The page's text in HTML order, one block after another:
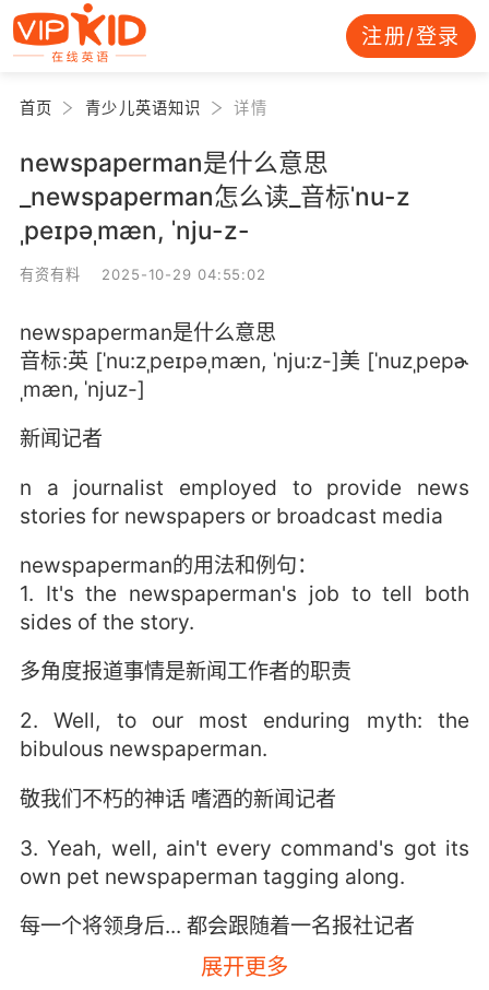
注册/登录
首页 青少儿英语知识 详情
newspaperman是什么意思
_newspaperman怎么读_音标ˈnu-z
ˌpeɪpəˌmæn, ˈnju-z-
有资有料 2025-10-29 04:55:02
newspaperman是什么意思
音标:英 [ˈnu:zˌpeɪpəˌmæn, ˈnju:z-]美 [ˈnuzˌpepɚ
ˌmæn, ˈnjuz-]
新闻记者
n a journalist employed to provide news
stories for newspapers or broadcast media
newspaperman的用法和例句：
1. It's the newspaperman's job to tell both
sides of the story.
多角度报道事情是新闻工作者的职责
2. Well, to our most enduring myth: the
bibulous newspaperman.
敬我们不朽的神话 嗜酒的新闻记者
3. Yeah, well, ain't every command's got its
own pet newspaperman tagging along.
每一个将领身后... 都会跟随着一名报社记者
展开更多